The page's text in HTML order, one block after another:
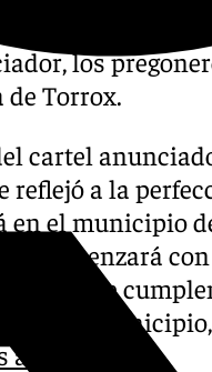
jueves se
los
de Torrox.
cartel
reflejó a la
en el municipio
comenzará
que
del
actuaciones .